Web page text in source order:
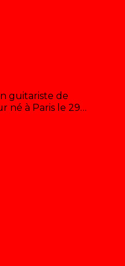
guitariste de
né à Paris le 29…